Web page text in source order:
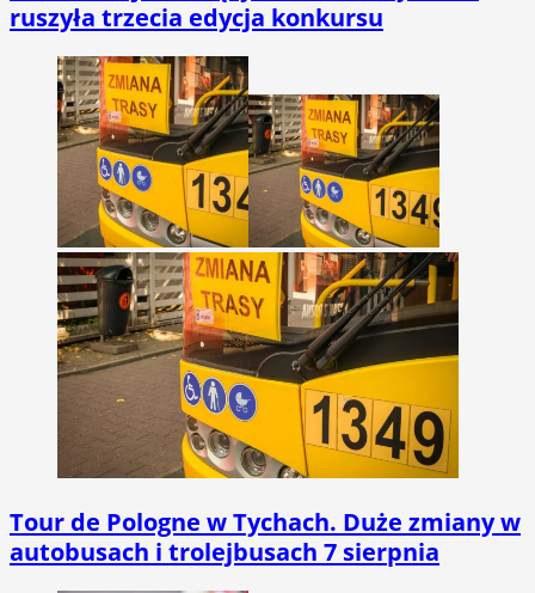
ruszyła trzecia edycja konkursu
Tour de Pologne w Tychach. Duże zmiany w
autobusach i trolejbusach 7 sierpnia